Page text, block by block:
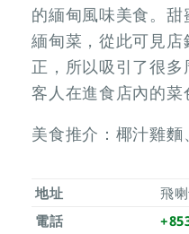
的緬甸風味美食。
緬甸菜，從此可見
正，所以吸引了很
客人在進食店內的菜
美食推介：椰汁雞
地址
飛
電話